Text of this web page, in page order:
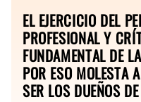
EL EJERCICIO DEL
PROFESIONAL Y
FUNDAMENTAL DE
POR ESO MOLESTA
SER LOS DUEÑOS